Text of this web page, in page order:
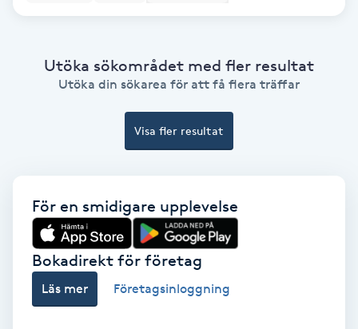
MicroPen
Nagelförlängning
Nagelförlängning akryl
Utöka sökområdet med fler resultat
Utöka din sökarea för att få flera träffar
Visa fler resultat
För en smidigare upplevelse
Bokadirekt för företag
Läs mer Företagsinloggning